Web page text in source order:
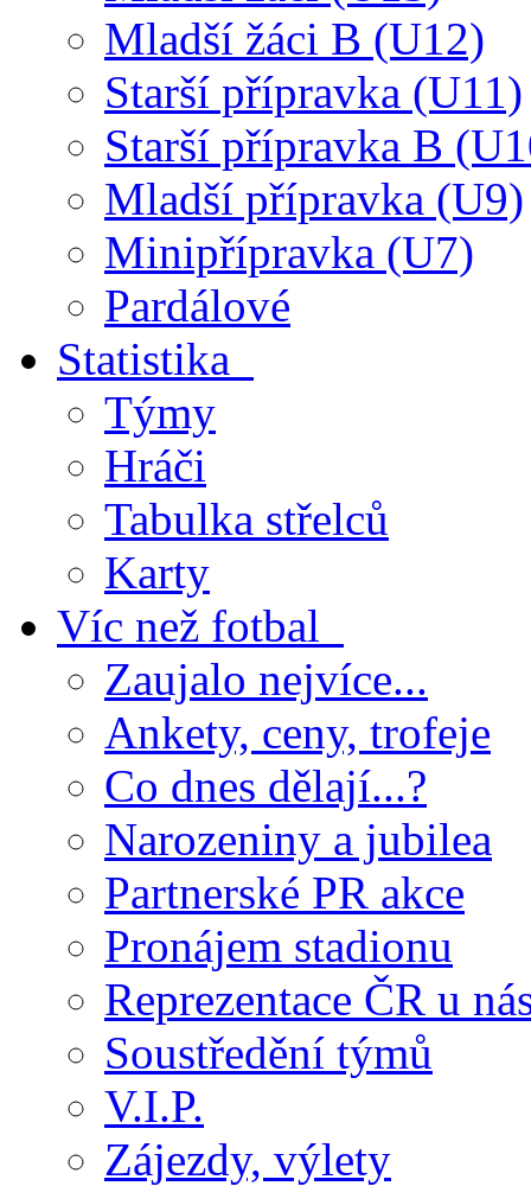
Mladší žáci B (U12)
Starší přípravka (U11)
Starší přípravka B
Mladší přípravka (U9)
Minipřípravka (U7)
Pardálové
Statistika
Týmy
Hráči
Tabulka střelců
Karty
Víc než fotbal
Zaujalo nejvíce...
Ankety, ceny, trofeje
Co dnes dělají...?
Narozeniny a jubilea
Partnerské PR akce
Pronájem stadionu
Reprezentace ČR u
Soustředění týmů
V.I.P.
Zájezdy, výlety